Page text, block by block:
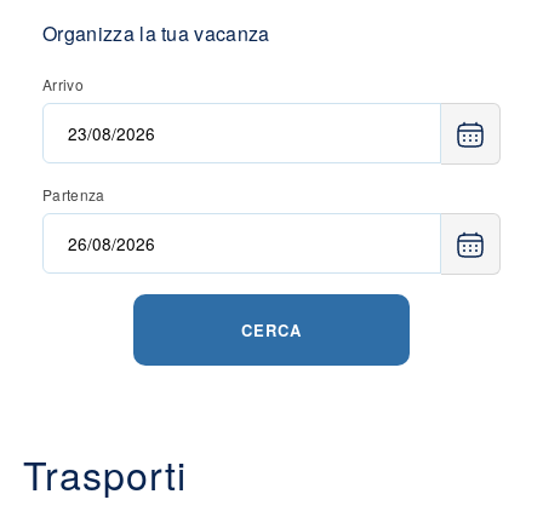
Organizza la tua vacanza
Arrivo
Partenza
CERCA
Trasporti